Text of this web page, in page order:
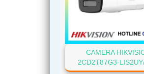
CAMERA
2CD2T87G3-